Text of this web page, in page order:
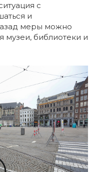
с
и
меры можно
музеи, библиотеки и